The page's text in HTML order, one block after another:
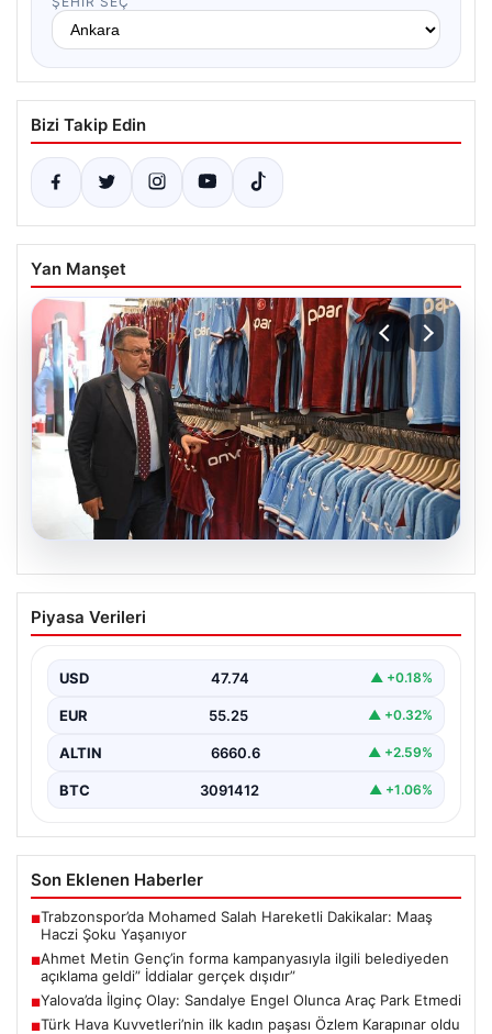
Bizi Takip Edin
Yan Manşet
Ahmet Metin Genç’in forma
kampanyasıyla ilgili belediyeden
Piyasa Verileri
USD 47.74 ▲ +0.18%
EUR 55.25 ▲ +0.32%
ALTIN 6660.6 ▲ +2.59%
BTC 3091412 ▲ +1.06%
Son Eklenen Haberler
■Trabzonspor’da Mohamed Salah Hareketli Dakikalar: Maaş
Haczi Şoku Yaşanıyor
■Ahmet Metin Genç’in forma kampanyasıyla ilgili belediyeden
açıklama geldi” İddialar gerçek dışıdır”
■Yalova’da İlginç Olay: Sandalye Engel Olunca Araç Park Etmedi
■Türk Hava Kuvvetleri’nin ilk kadın paşası Özlem Karapınar oldu